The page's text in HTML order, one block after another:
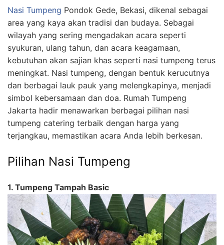
Nasi Tumpeng Pondok Gede, Bekasi, dikenal sebagai
area yang kaya akan tradisi dan budaya. Sebagai
wilayah yang sering mengadakan acara seperti
syukuran, ulang tahun, dan acara keagamaan,
kebutuhan akan sajian khas seperti nasi tumpeng terus
meningkat. Nasi tumpeng, dengan bentuk kerucutnya
dan berbagai lauk pauk yang melengkapinya, menjadi
simbol kebersamaan dan doa. Rumah Tumpeng
Jakarta hadir menawarkan berbagai pilihan nasi
tumpeng catering terbaik dengan harga yang
terjangkau, memastikan acara Anda lebih berkesan.
Pilihan Nasi Tumpeng
1. Tumpeng Tampah Basic